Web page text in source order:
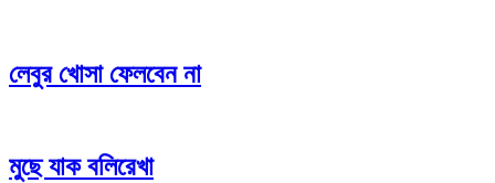
লেবুর খোসা ফেলবেন না
মুছে যাক বলিরেখা